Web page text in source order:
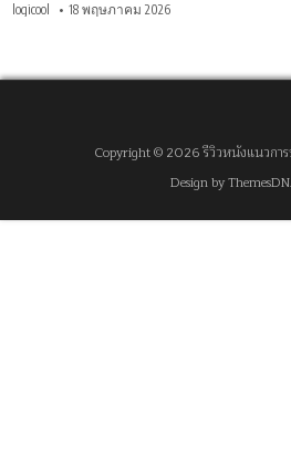
logicool 18 พฤษภาคม 2026
Copyright © 2026 รีวิวหนังแนวก
Design by